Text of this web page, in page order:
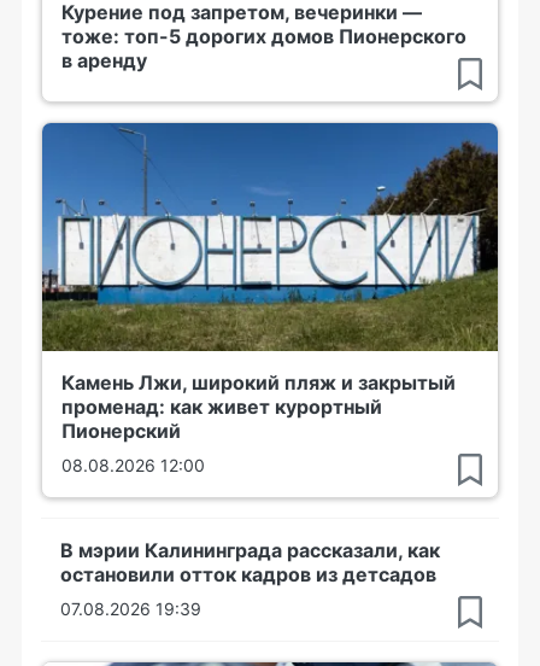
Курение под запретом, вечеринки —
тоже: топ-5 дорогих домов Пионерского
в аренду
Камень Лжи, широкий пляж и закрытый
променад: как живет курортный
Пионерский
08.08.2026 12:00
В мэрии Калининграда рассказали, как
остановили отток кадров из детсадов
07.08.2026 19:39